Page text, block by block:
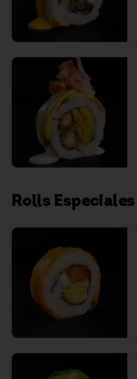
Rolls Especiales